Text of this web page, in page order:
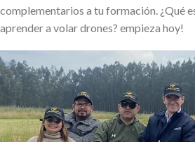
complementarios a tu formación. ¿Qué
aprender a volar drones? empieza hoy!